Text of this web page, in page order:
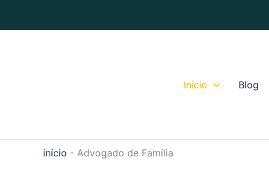
Início Blog
início - Advogado de Família